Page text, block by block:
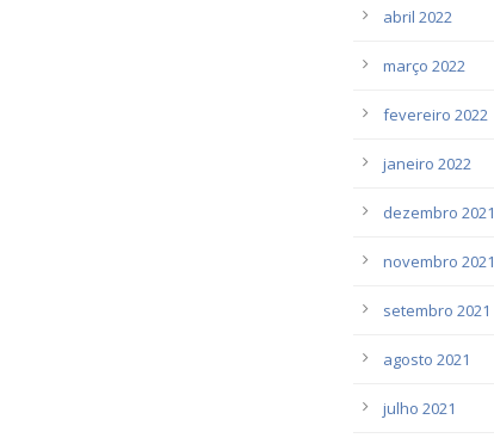
abril 2022
março 2022
fevereiro 2022
janeiro 2022
dezembro 2021
novembro 2021
setembro 2021
agosto 2021
julho 2021